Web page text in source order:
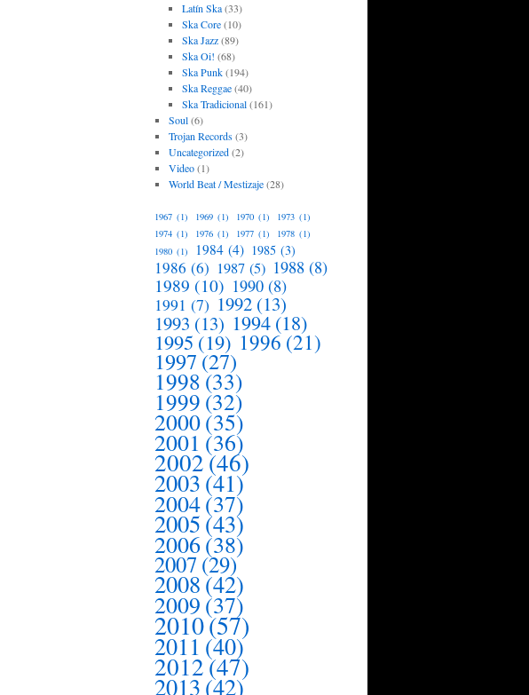
Latín Ska(33)
Ska Core(10)
Ska Jazz(89)
Ska Oi! (68)
Ska Punk(194)
Ska Reggae(40)
Ska Tradicional(161)
Soul(6)
Trojan Records(3)
Uncategorized(2)
Video(1)
World Beat / Mestizaje(28)
1967 (1) 1969 (1) 1970 (1) 1973 (1)
1974 (1) 1976 (1) 1977 (1) 1978 (1)
1980 (1) 1984 (4) 1985 (3)
1986 (6) 1987 (5) 1988 (8)
1989 (10) 1990 (8)
1991 (7) 1992 (13)
1993 (13) 1994 (18)
1995 (19) 1996 (21)
1997(27)
1998(33)
1999 (32)
2000(35)
2001 (36)
2002(46)
2003 (41)
2004(37)
2005(43)
2006(38)
2007 (29)
2008(42)
2009 (37)
2010(57)
2011 (40)
2012(47)
2013 (42)